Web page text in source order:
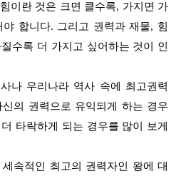
이란 것은 크면 클수록, 가지면 가
합니다. 그리고 권력과 재물, 힘
수록 더 가지고 싶어하는 것이 인
나 우리나라 역사 속에 최고권력
의 권력으로 유익되게 하는 경우
타락하게 되는 경우를 많이 보게
속적인 최고의 권력자인 왕에 대